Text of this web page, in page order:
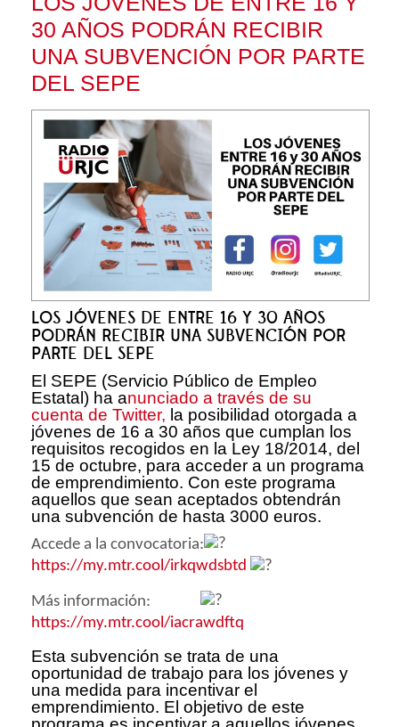
30 AÑOS PODRÁN RECIBIR
UNA SUBVENCIÓN POR PARTE
DEL SEPE
LOS JÓVENES DE ENTRE 16 Y 30 AÑOS
PODRÁN RECIBIR UNA SUBVENCIÓN POR
PARTE DEL SEPE
El SEPE (Servicio Público de Empleo
Estatal) ha anunciado a través de su
cuenta de Twitter, la posibilidad otorgada a
jóvenes de 16 a 30 años que cumplan los
requisitos recogidos en la Ley 18/2014, del
15 de octubre, para acceder a un programa
de emprendimiento. Con este programa
aquellos que sean aceptados obtendrán
una subvención de hasta 3000 euros.
Accede a la convocatoria:
https://my.mtr.cool/irkqwdsbtd
Más información:
https://my.mtr.cool/iacrawdftq
Esta subvención se trata de una
oportunidad de trabajo para los jóvenes y
una medida para incentivar el
emprendimiento. El objetivo de este